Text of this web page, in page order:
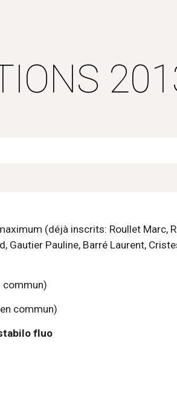
Gautier Pauline, Barré Laurent,
commun)
en commun)
fluo